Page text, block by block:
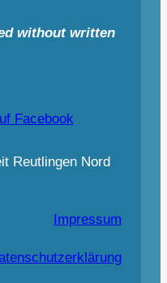
without written
Facebook
Reutlingen Nord
Impressum